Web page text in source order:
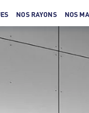
NOS RAYONS NOS